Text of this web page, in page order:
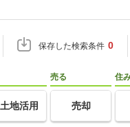
保存した検索条件 0
土地活用
売る
売却
住